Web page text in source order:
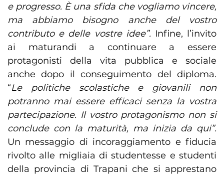
e progresso. È una sfida che vogliamo vincere,
ma abbiamo bisogno anche del vostro
contributo e delle vostre idee”. Infine, l’invito
ai maturandi a continuare a essere
protagonisti della vita pubblica e sociale
anche dopo il conseguimento del diploma.
“Le politiche scolastiche e giovanili non
potranno mai essere efficaci senza la vostra
partecipazione. Il vostro protagonismo non si
conclude con la maturità, ma inizia da qui”.
Un messaggio di incoraggiamento e fiducia
rivolto alle migliaia di studentesse e studenti
della provincia di Trapani che si apprestano